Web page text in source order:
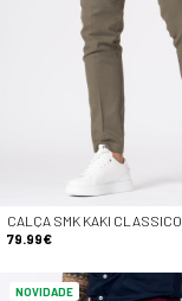
CALÇA SMK KAKI CLASSICO
79.99€
NOVIDADE